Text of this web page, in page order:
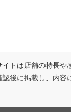
イトは店舗の特長や
認後に掲載し、内容